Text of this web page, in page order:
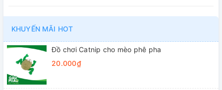
KHUYẾN MÃI HOT
Đồ chơi Catnip cho mèo phê pha
20.000₫